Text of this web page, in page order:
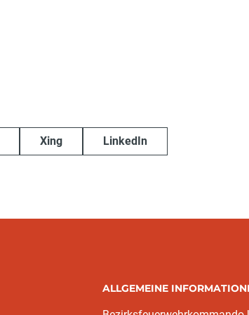
Xing LinkedIn
ALLGEMEINE